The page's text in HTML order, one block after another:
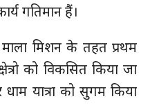
गतिमान हैं।
मिशन के तहत प्रथम
को विकसित किया जा
यात्रा को सुगम किया